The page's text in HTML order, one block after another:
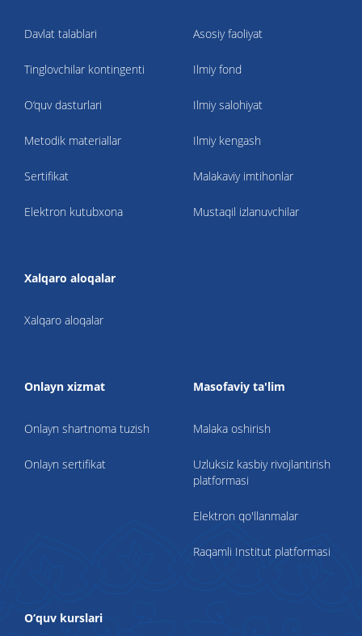
Davlat talablari
Tinglovchilar kontingenti
O‘quv dasturlari
Metodik materiallar
Sertifikat
Elektron kutubxona
Asosiy faoliyat
Ilmiy fond
Ilmiy salohiyat
Ilmiy kengash
Malakaviy imtihonlar
Mustaqil izlanuvchilar
Xalqaro aloqalar
Xalqaro aloqalar
Onlayn xizmat
Onlayn shartnoma tuzish
Onlayn sertifikat
Masofaviy ta'lim
Malaka oshirish
Uzluksiz kasbiy rivojlantirish
platformasi
Elektron qo'llanmalar
Raqamli Institut platformasi
O‘quv kurslari